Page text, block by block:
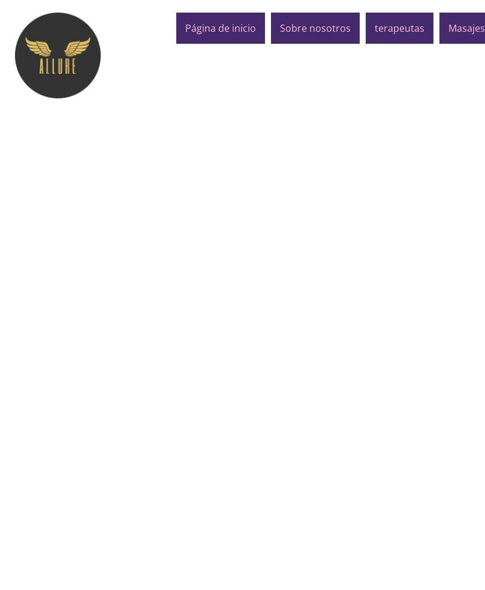
Página de inicio Sobre nosotros terapeutas Masajes